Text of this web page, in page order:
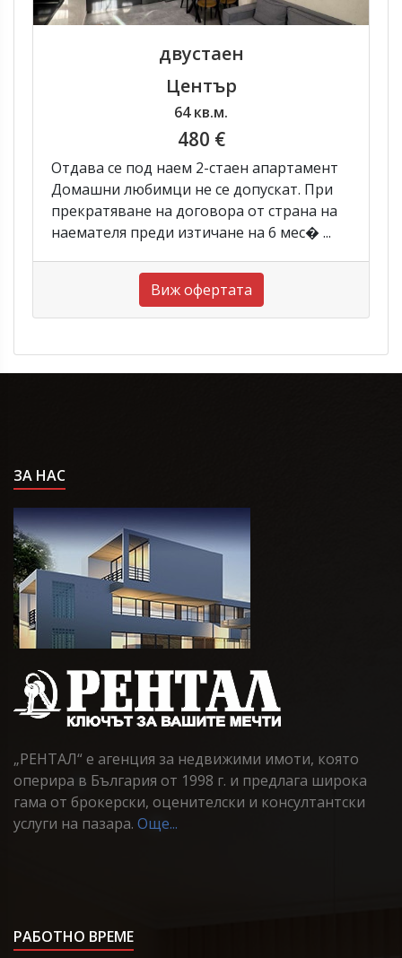
двустаен
Център
64 кв.м.
480 €
Отдава се под наем 2-стаен апартамент
Домашни любимци не се допускат. При
прекратяване на договора от страна на
наемателя преди изтичане на 6 мес� ...
Виж офертата
ЗА НАС
„РЕНТАЛ“ е агенция за недвижими имоти, която
оперира в България от 1998 г. и предлага широка
гама от брокерски, оценителски и консултантски
услуги на пазара. Още...
РАБОТНО ВРЕМЕ